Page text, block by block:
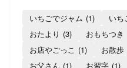
いちごでジャム (1) いち
おたより (3) おもちつき
お店やごっこ (1) お散歩
お父さん (1) お習字 (1)